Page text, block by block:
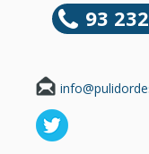
93